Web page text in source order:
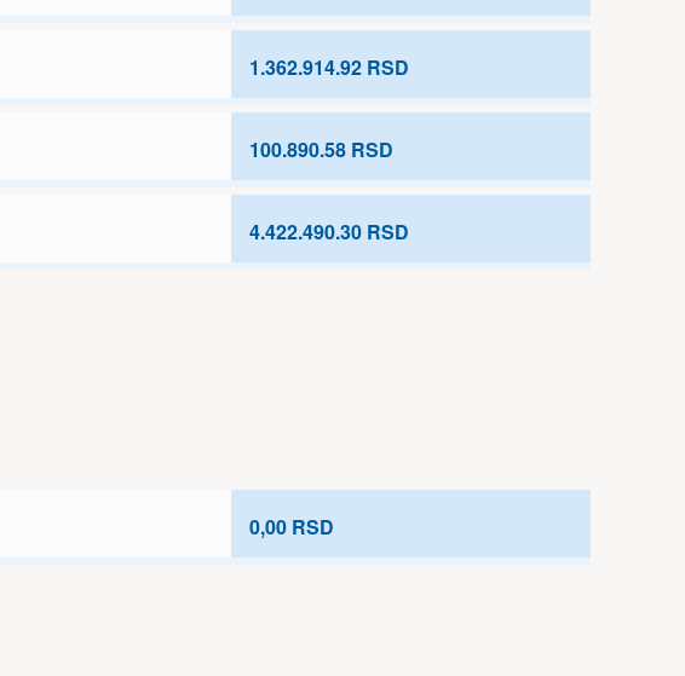
1.362.914.92 RSD
100.890.58 RSD
4.422.490.30 RSD
0,00 RSD